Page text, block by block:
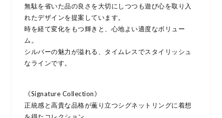
無駄を省いた品の良さを大切にしつつも遊び心を取り入
れたデザインを提案しています。
時を経て変化をもつ輝きと、心地よい適度なボリュー
ム。
シルバーの魅力が溢れる、タイムレスでスタイリッシュ
なラインです。
《Signature Collection》
正統感と高貴な品格が薫り立つシグネットリングに着想
を得たコレクション。